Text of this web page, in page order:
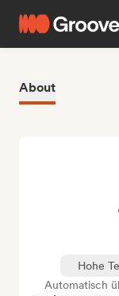
About
Hohe
Automatisch